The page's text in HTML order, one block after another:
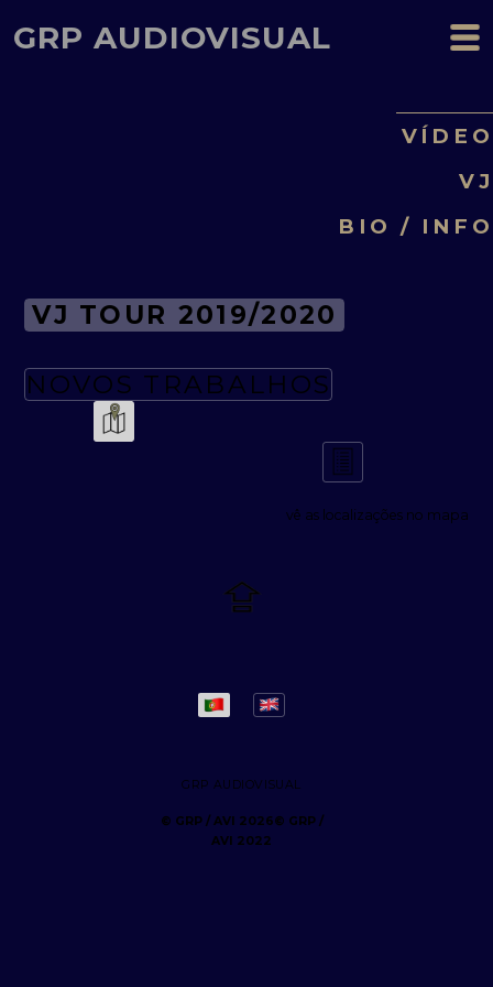
GRP AUDIOVISUAL
VÍDEO
VJ
BIO / INFO
VJ TOUR 2019/2020
NOVOS TRABALHOS
vê as localizações no mapa
GRP AUDIOVISUAL
© GRP /
AVI 2022